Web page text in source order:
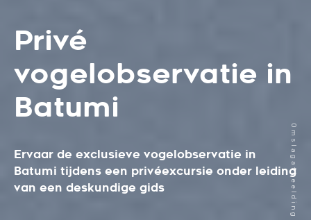
Privé
vogelobservatie in
Batumi
Ervaar de exclusieve vogelobservatie in
Batumi tijdens een privéexcursie onder leiding
van een deskundige gids